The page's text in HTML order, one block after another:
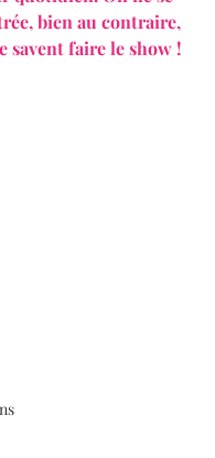
bien au contraire,
savent faire le show !